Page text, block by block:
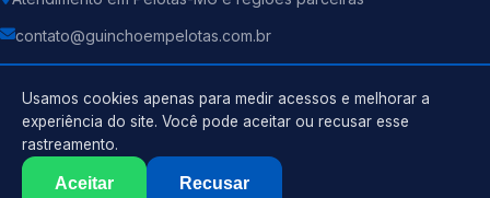
contato@guinchoempelotas.com.br
Guincho . Todos os direitos reservados.
Usamos cookies apenas para medir acessos e melhorar a
experiência do site. Você pode aceitar ou recusar esse
rastreamento.
Aceitar Recusar